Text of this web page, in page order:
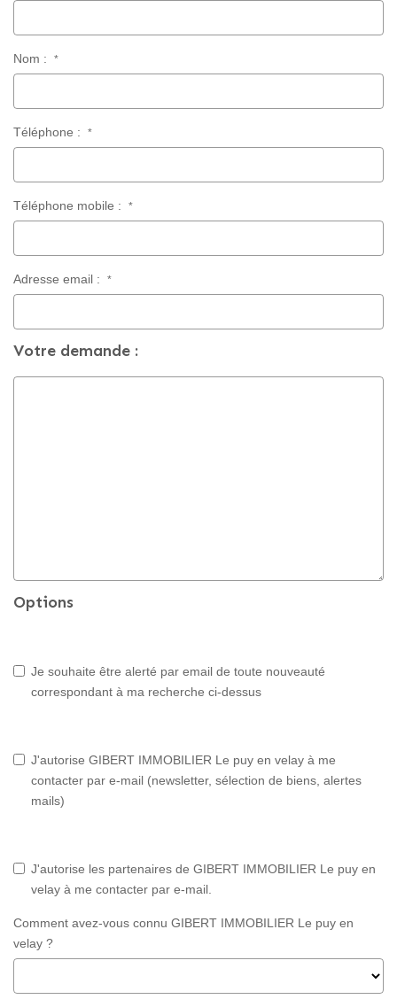
Nom : *
Téléphone : *
Téléphone mobile : *
Adresse email : *
Votre demande :
Options
Je souhaite être alerté par email de toute nouveauté
correspondant à ma recherche ci-dessus
J'autorise GIBERT IMMOBILIER Le puy en velay à me
contacter par e-mail (newsletter, sélection de biens, alertes
mails)
J'autorise les partenaires de GIBERT IMMOBILIER Le puy en
velay à me contacter par e-mail.
Comment avez-vous connu GIBERT IMMOBILIER Le puy en
velay ?